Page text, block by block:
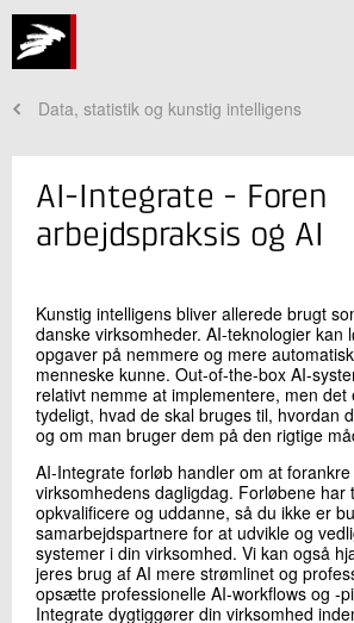
Data, statistik og kunstig intelligens
Jeg er din kontaktperson
Nicolai Fog Hansen
Sektionsleder
Landbrug og Digitalisering
+45 72 20 15 33
Send e-mail
LinkedIn
AI-Integrate - Foren
arbejdspraksis og AI
Kunstig intelligens bliver allerede brugt
danske virksomheder. AI-teknologier kan
opgaver på nemmere og mere
menneske kunne. Out-of-the-box AI-
relativt nemme at implementere, men det
tydeligt, hvad de skal bruges til, hvordan
og om man bruger dem på den rigtige
AI-Integrate forløb handler om at
virksomhedens dagligdag. Forløbene har
opkvalificere og uddanne, så du ikke er
samarbejdspartnere for at udvikle og
systemer i din virksomhed. Vi kan også
jeres brug af AI mere strømlinet og
opsætte professionelle AI-workflows og -
Integrate dygtiggører din virksomhed